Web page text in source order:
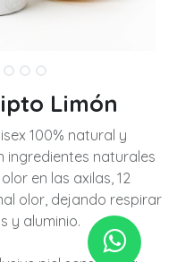
Limón
100% natural y
ingredientes naturales
en las axilas, 12
olor, dejando respirar
y aluminio.